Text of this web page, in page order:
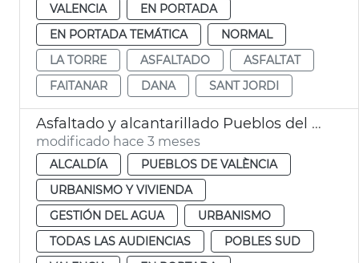
VALENCIA
EN PORTADA
EN PORTADA TEMÁTICA
NORMAL
LA TORRE
ASFALTADO
ASFALTAT
FAITANAR
DANA SANT JORDI
Asfaltado y alcantarillado Pueblos del Sur València
modificado hace 3 meses
ALCALDÍA
PUEBLOS DE VALÈNCIA
URBANISMO Y VIVIENDA
GESTIÓN DEL AGUA
URBANISMO
TODAS LAS AUDIENCIAS
POBLES SUD